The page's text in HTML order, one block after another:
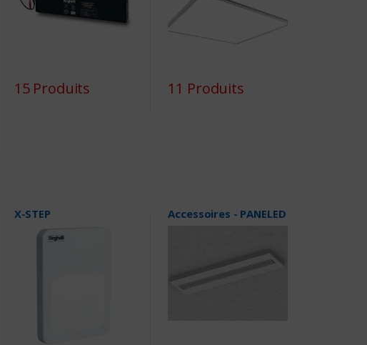
15 Produits 11 Produits
X-STEP Accessoires - PANELED